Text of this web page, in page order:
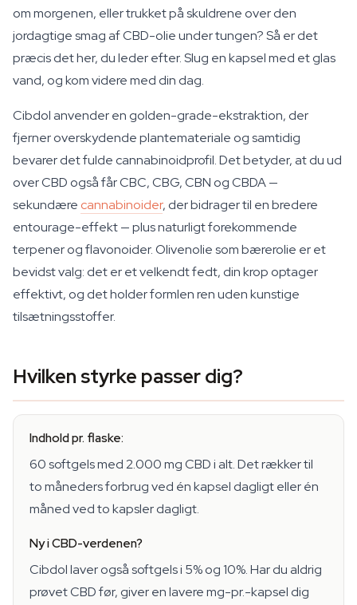
om morgenen, eller trukket på skuldrene over den
jordagtige smag af CBD-olie under tungen? Så er det
præcis det her, du leder efter. Slug en kapsel med et glas
vand, og kom videre med din dag.
Cibdol anvender en golden-grade-ekstraktion, der
fjerner overskydende plantemateriale og samtidig
bevarer det fulde cannabinoidprofil. Det betyder, at du ud
over CBD også får CBC, CBG, CBN og CBDA —
sekundære cannabinoider, der bidrager til en bredere
entourage-effekt — plus naturligt forekommende
terpener og flavonoider. Olivenolie som bærerolie er et
bevidst valg: det er et velkendt fedt, din krop optager
effektivt, og det holder formlen ren uden kunstige
tilsætningsstoffer.
Hvilken styrke passer dig?
Indhold pr. flaske:
60 softgels med 2.000 mg CBD i alt. Det rækker til
to måneders forbrug ved én kapsel dagligt eller én
måned ved to kapsler dagligt.
Ny i CBD-verdenen?
Cibdol laver også softgels i 5% og 10%. Har du aldrig
prøvet CBD før, giver en lavere mg-pr.-kapsel dig